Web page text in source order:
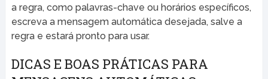
a regra, como palavras-chave ou horários específicos,
escreva a mensagem automática desejada, salve a
regra e estará pronto para usar.
DICAS E BOAS PRÁTICAS PARA